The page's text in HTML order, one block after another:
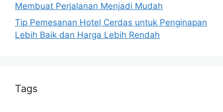
Membuat Perjalanan Menjadi Mudah
Tip Pemesanan Hotel Cerdas untuk Penginapan
Lebih Baik dan Harga Lebih Rendah
Tags